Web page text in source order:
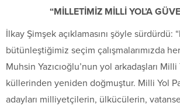
“MİLLETİMİZ MİLLİ YOL’A
İlkay Şimşek açıklamasını şöyle sürdürdü:
bütünleştiğimiz seçim çalışmalarımızda
Muhsin Yazıcıoğlu’nun yol arkadaşları
küllerinden yeniden doğmuştur. Milli Yol
adayları milliyetçilerin, ülkücülerin,